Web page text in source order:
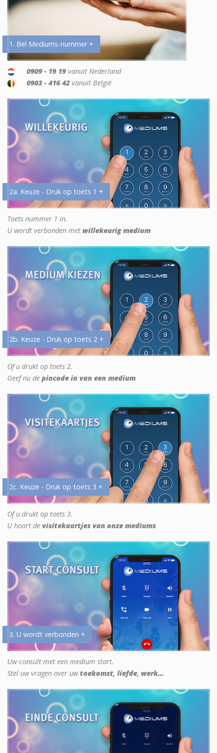
1. Bel Mediums-nummer +
0909 - 19 19 vanuit Nederland
0903 - 416 42 vanuit België
2a. Keuze - Druk op toets 1 +
Toets nummer 1 in.
U wordt verbonden met willekeurig medium
2b. Keuze - Druk op toets 2 +
Of u drukt op toets 2.
Geef nu de pincode in van een medium
2c. Keuze - Druk op toets 3 +
Of u drukt op toets 3.
U hoort de visitekaartjes van onze mediums
3. U wordt verbonden +
Uw consult met een medium start.
Stel uw vragen over uwtoekomst, liefde, werk...